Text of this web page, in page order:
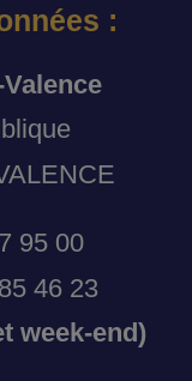
:
95 00
46 23
week-end)